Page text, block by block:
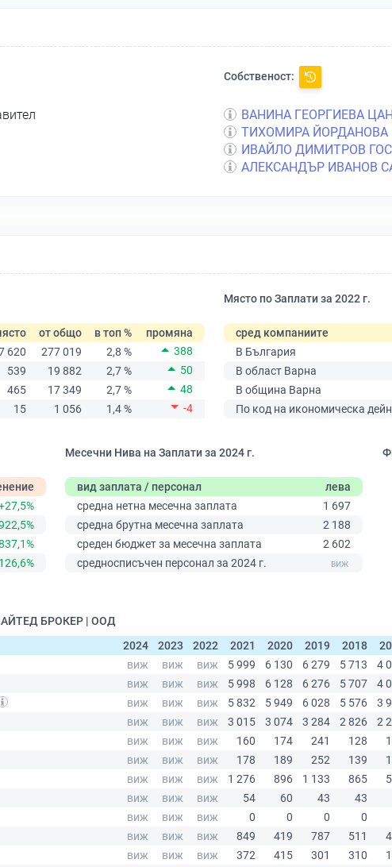
Собственост:
ВАНИНА ГЕОРГИЕВА
ТИХОМИРА ЙОРДАНОВА
ИВАЙЛО ДИМИТРОВ
АЛЕКСАНДЪР ИВАНОВ
от общо в топ %
промяна
620 277 019 2,8 %
388
539 19 882 2,7 %
50
465 17 349 2,7 %
48
15 1 056 1,4 % -4
Място по Заплати за 2022 г.
сред компаниите
В България
В област Варна
В община Варна
По код на икономическа
Месечни Нива на Заплати за 2024 г.
вид заплата / персонал
лева
средна нетна месечна заплата
1 697
средна брутна месечна заплата
2 188
среден бюджет за месечна заплата
2 602
средносписъчен персонал за 2024 г.
БРОКЕР | ООД
2024
2023 2022 2021 2020 2019 2018